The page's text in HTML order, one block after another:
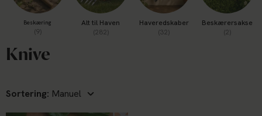
Beskæring
(9)
Alt til Haven
(282)
Haveredskaber
(32)
Beskærersakse
(2)
Knive
Sortering: